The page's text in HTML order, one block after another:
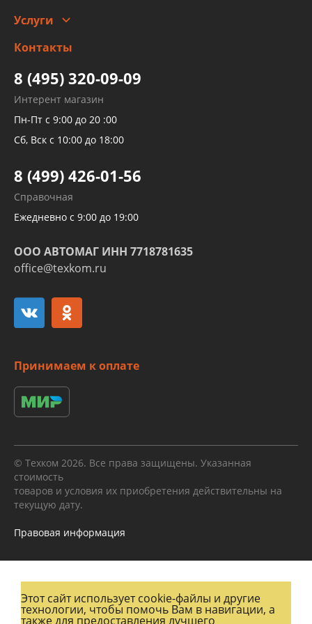
Заправка кондиционера авто
Детейлинг
Услуги
высокого давления
Тормозных трубок
Рукавов гидроусилителей
Рукавов компрессоров и турбин
Трубок кондиционеров
Развертка пайка медных стальных
алюминиевых трубок и штуцеров
Контакты
8 (495) 320-09-09
Интерент магазин
Пн-Пт с 9:00 до 20 :00
Сб, Вск с 10:00 до 18:00
8 (499) 426-01-56
Справочная
Ежедневно с 9:00 до 19:00
ООО АВТОМАГ ИНН 7718781635
office@texkom.ru
Принимаем к оплате
© Техком 2026. Все права защищены. Указанная
стоимость
товаров и условия их приобретения действительны на
текущую дату.
Правовая информация
Этот сайт использует cookie-файлы и другие
технологии, чтобы помочь Вам в навигации, а
также для предоставления лучшего